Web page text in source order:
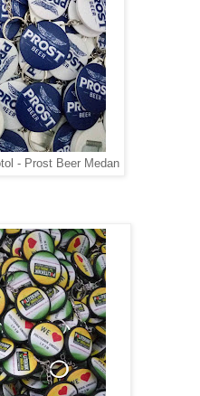
- Prost Beer Medan